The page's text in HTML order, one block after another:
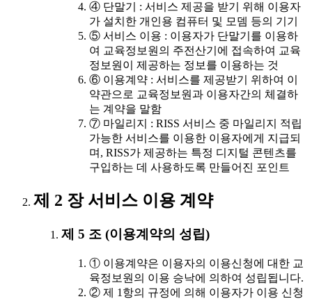
④ 단말기 : 서비스 제공을 받기 위해 이용자
가 설치한 개인용 컴퓨터 및 모뎀 등의 기기
⑤ 서비스 이용 : 이용자가 단말기를 이용하
여 교육정보원의 주전산기에 접속하여 교육
정보원이 제공하는 정보를 이용하는 것
⑥ 이용계약 : 서비스를 제공받기 위하여 이
약관으로 교육정보원과 이용자간의 체결하
는 계약을 말함
⑦ 마일리지 : RISS 서비스 중 마일리지 적립
가능한 서비스를 이용한 이용자에게 지급되
며, RISS가 제공하는 특정 디지털 콘텐츠를
구입하는 데 사용하도록 만들어진 포인트
제 2 장 서비스 이용 계약
제 5 조 (이용계약의 성립)
① 이용계약은 이용자의 이용신청에 대한 교
육정보원의 이용 승낙에 의하여 성립됩니다.
② 제 1항의 규정에 의해 이용자가 이용 신청